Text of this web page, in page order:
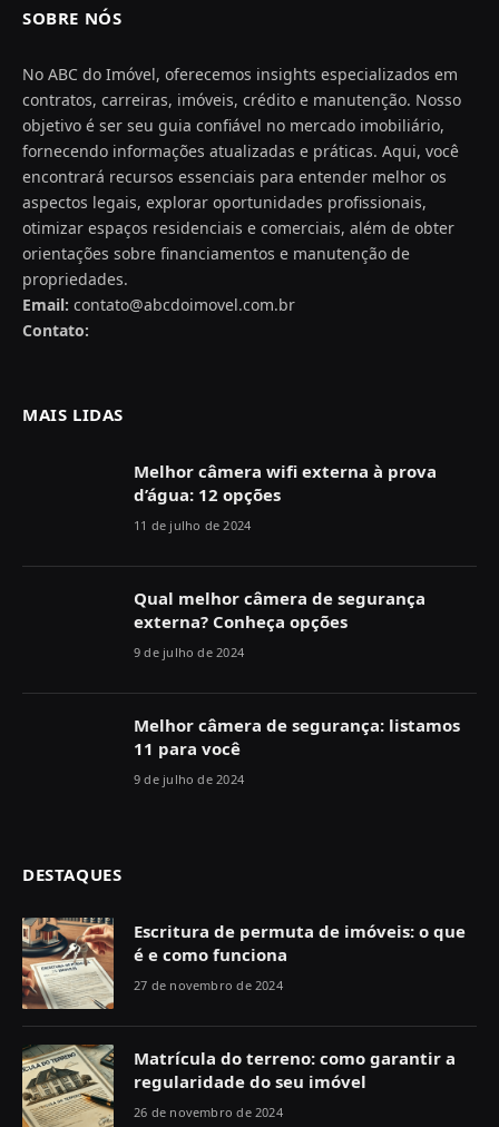
SOBRE NÓS
No ABC do Imóvel, oferecemos insights especializados em
contratos, carreiras, imóveis, crédito e manutenção. Nosso
objetivo é ser seu guia confiável no mercado imobiliário,
fornecendo informações atualizadas e práticas. Aqui, você
encontrará recursos essenciais para entender melhor os
aspectos legais, explorar oportunidades profissionais,
otimizar espaços residenciais e comerciais, além de obter
orientações sobre financiamentos e manutenção de
propriedades.
Email: contato@abcdoimovel.com.br
Contato:
MAIS LIDAS
Melhor câmera wifi externa à prova
d’água: 12 opções
11 de julho de 2024
Qual melhor câmera de segurança
externa? Conheça opções
9 de julho de 2024
Melhor câmera de segurança: listamos
11 para você
9 de julho de 2024
DESTAQUES
Escritura de permuta de imóveis: o que
é e como funciona
27 de novembro de 2024
Matrícula do terreno: como garantir a
regularidade do seu imóvel
26 de novembro de 2024